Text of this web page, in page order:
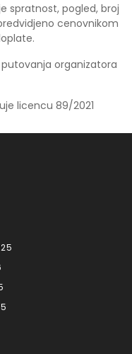
spratnost, pogled, broj
cenovnikom
organizatora
licencu 89/2021